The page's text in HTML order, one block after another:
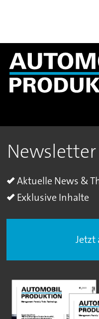
Newsletter
Aktuelle News &
Exklusive Inhalte
Jetzt